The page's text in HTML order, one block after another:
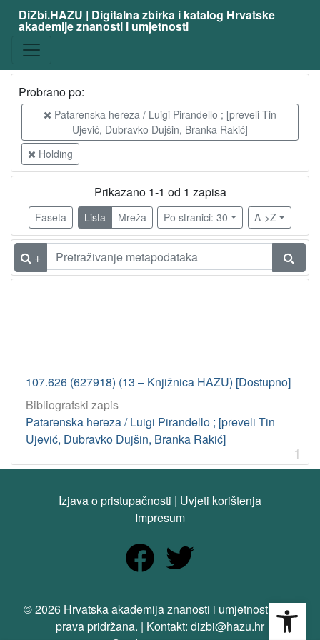
DiZbi.HAZU | Digitalna zbirka i katalog Hrvatske
akademije znanosti i umjetnosti
Probrano po:
Patarenska hereza / Luigi Pirandello ; [preveli Tin
Ujević, Dubravko Dujšin, Branka Rakić]
Holding
Prikazano 1-1 od 1 zapisa
Faseta Lista Mreža Po stranici: 30 A->Z
+
107.626 (627918) (13 – Knjižnica HAZU) [Dostupno]
Bibliografski zapis
Patarenska hereza / Luigi Pirandello ; [preveli Tin
Ujević, Dubravko Dujšin, Branka Rakić]
1
Izjava o pristupačnosti | Uvjeti korištenja
Impresum
© 2026 Hrvatska akademija znanosti i umjetnosti. Sva
prava pridržana. | Kontakt: dizbi@hazu.hr